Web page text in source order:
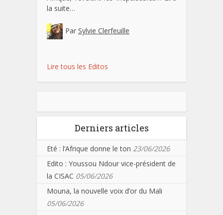
la suite…
Par Sylvie Clerfeuille
Lire tous les Editos
Derniers articles
Eté : l’Afrique donne le ton 23/06/2026
Edito : Youssou Ndour vice-président de
la CISAC 05/06/2026
Mouna, la nouvelle voix d’or du Mali
05/06/2026